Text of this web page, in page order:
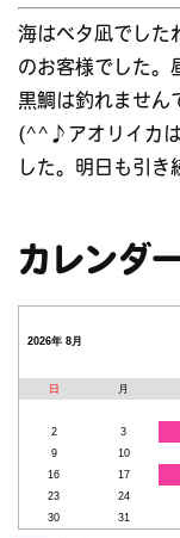
海はベタ凪でした
のお客様でした。
黒鯛は釣れません
(^^♪アオリイカは
した。明日も引き
カレンダ
2026年 8月
日 月
2
3
9
10
16
17
23
24
30
31